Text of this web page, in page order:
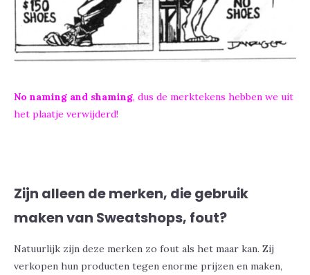
No naming and shaming, dus de merktekens hebben we uit
het plaatje verwijderd!
Zijn alleen de merken, die gebruik
maken van Sweatshops, fout?
Natuurlijk zijn deze merken zo fout als het maar kan. Zij
verkopen hun producten tegen enorme prijzen en maken,